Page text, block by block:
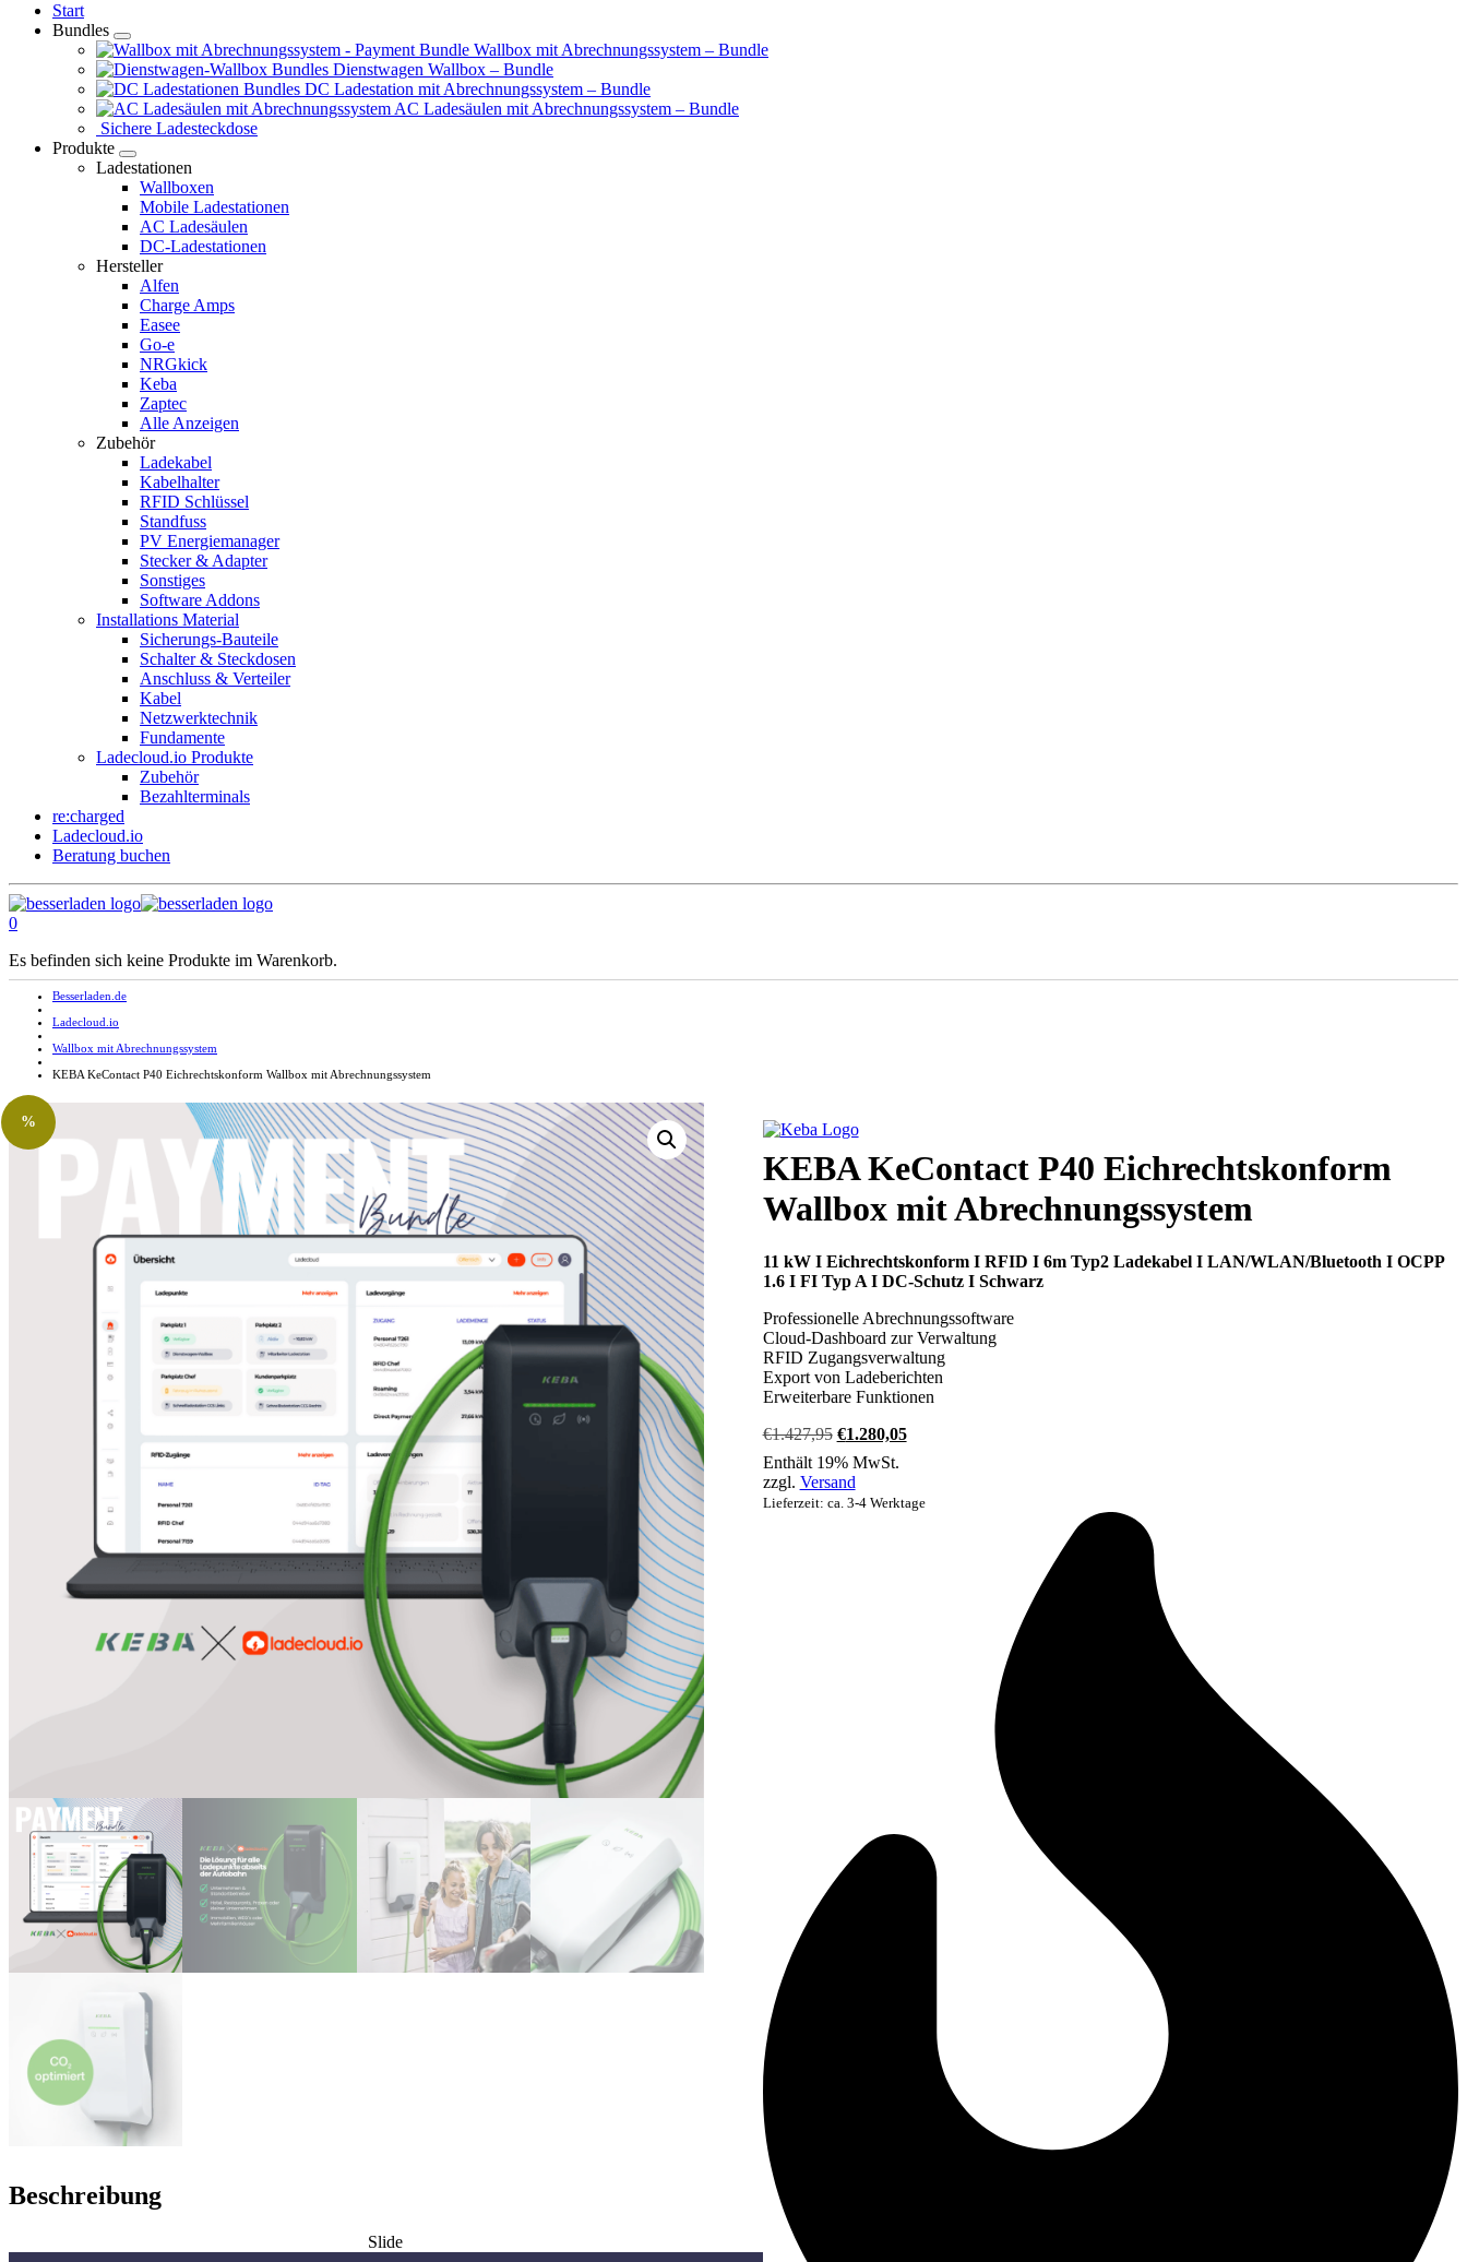
Start
Bundles
Wallbox mit Abrechnungssystem – Bundle
Dienstwagen Wallbox – Bundle
DC Ladestation mit Abrechnungssystem – Bundle
AC Ladesäulen mit Abrechnungssystem – Bundle
Sichere Ladesteckdose
Produkte
Ladestationen
Wallboxen
Mobile Ladestationen
AC Ladesäulen
DC-Ladestationen
Hersteller
Alfen
Charge Amps
Easee
Go-e
NRGkick
Keba
Zaptec
Alle Anzeigen
Zubehör
Ladekabel
Kabelhalter
RFID Schlüssel
Standfuss
PV Energiemanager
Stecker & Adapter
Sonstiges
Software Addons
Installations Material
Sicherungs-Bauteile
Schalter & Steckdosen
Anschluss & Verteiler
Kabel
Netzwerktechnik
Fundamente
Ladecloud.io Produkte
Zubehör
Bezahlterminals
re:charged
Ladecloud.io
Beratung buchen
0
Es befinden sich keine Produkte im Warenkorb.
Besserladen.de
Ladecloud.io
Wallbox mit Abrechnungssystem
KEBA KeContact P40 Eichrechtskonform Wallbox mit Abrechnungssystem
%
KEBA KeContact P40 Eichrechtskonform
Wallbox mit Abrechnungssystem
11 kW I Eichrechtskonform I RFID I 6m Typ2 Ladekabel I LAN/WLAN/Bluetooth I OCPP
1.6 I FI Typ A I DC-Schutz I Schwarz
Professionelle Abrechnungssoftware
Cloud-Dashboard zur Verwaltung
RFID Zugangsverwaltung
Export von Ladeberichten
Erweiterbare Funktionen
€1.427,95 Ursprünglicher
Preis
war:
€1.427,95
€1.280,05Aktueller
Enthält 19% MwSt.
zzgl. Versand
Lieferzeit: ca. 3-4 Werktage
Beschreibung
Slide